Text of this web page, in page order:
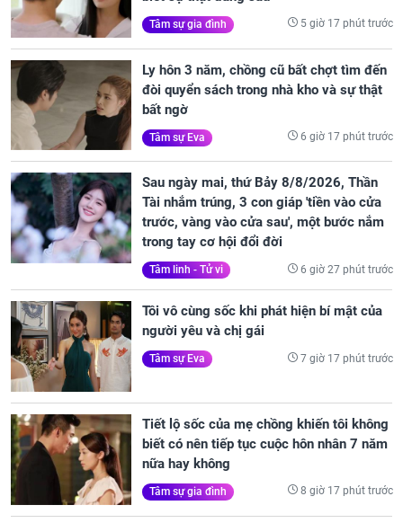
Tâm sự gia đình 5 giờ 17 phút trước
Ly hôn 3 năm, chồng cũ bất chợt tìm đến
đòi quyển sách trong nhà kho và sự thật
bất ngờ
Tâm sự Eva 6 giờ 17 phút trước
Sau ngày mai, thứ Bảy 8/8/2026, Thần
Tài nhắm trúng, 3 con giáp 'tiền vào cửa
trước, vàng vào cửa sau', một bước nắm
trong tay cơ hội đổi đời
Tâm linh - Tử vi 6 giờ 27 phút trước
Tôi vô cùng sốc khi phát hiện bí mật của
người yêu và chị gái
Tâm sự Eva 7 giờ 17 phút trước
Tiết lộ sốc của mẹ chồng khiến tôi không
biết có nên tiếp tục cuộc hôn nhân 7 năm
nữa hay không
Tâm sự gia đình 8 giờ 17 phút trước